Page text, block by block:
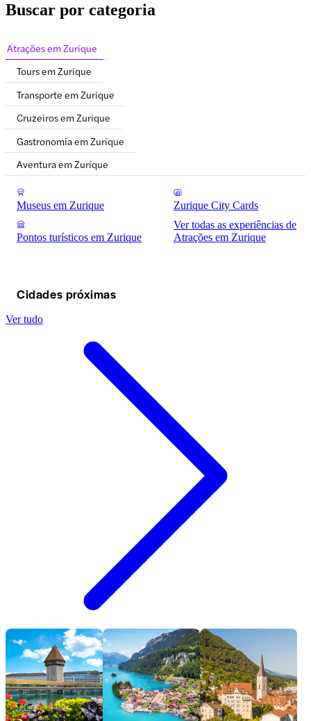
Buscar por categoria
Atrações em Zurique
Tours em Zurique
Transporte em Zurique
Cruzeiros em Zurique
Gastronomia em Zurique
Aventura em Zurique
Museus em Zurique Zurique City Cards
Pontos turísticos em Zurique
Ver todas as experiências de
Atrações em Zurique
Cidades próximas
Ver tudo